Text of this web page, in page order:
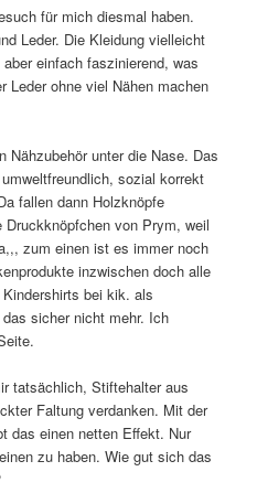
für mich diesmal haben.
Leder. Die Kleidung vielleicht
einfach faszinierend, was
Leder ohne viel Nähen machen
Nähzubehör unter die Nase. Das
sozial korrekt
fallen dann Holzknöpfe
von Prym, weil
zum einen ist es immer noch
inzwischen doch alle
bei kik. als
sicher nicht mehr. Ich
tatsächlich, Stiftehalter aus
Faltung verdanken. Mit der
das einen netten Effekt. Nur
zu haben. Wie gut sich das